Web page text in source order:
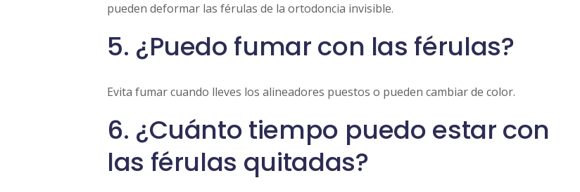
pueden deformar las férulas de la ortodoncia invisible.
5. ¿Puedo fumar con las férulas?
Evita fumar cuando lleves los alineadores puestos o pueden cambiar de color.
6. ¿Cuánto tiempo puedo estar con
las férulas quitadas?